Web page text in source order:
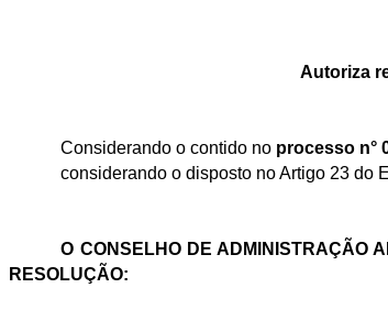
Autoriza
Considerando o contido no processo n°
considerando o disposto no Artigo 23 do
O CONSELHO DE ADMINISTRAÇÃO
RESOLUÇÃO: